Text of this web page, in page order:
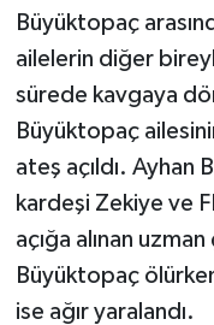
Büyüktopaç
ailelerin diğer
sürede kavgaya
Büyüktopaç
ateş açıldı. Ayhan
kardeşi Zekiye ve
açığa alınan
Büyüktopaç
ise ağır yaralandı.